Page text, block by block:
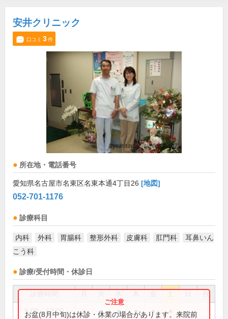
安井クリニック
口コミ 3件
所在地・電話番号
愛知県名古屋市名東区名東本通4丁目26 [地図]
052-701-1176
診療科目
内科 外科 胃腸科 整形外科 皮膚科 肛門科
耳鼻いん
こう科
診療/受付時間・休診日
祝
9:00～12:00 ● ● ● ● ●
お盆(8月中旬)は休診・休業の場合があります。来院前